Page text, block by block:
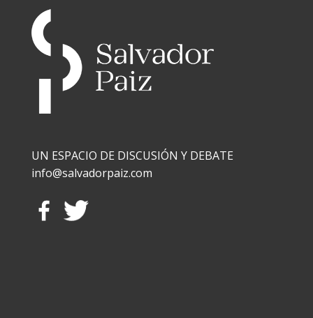
UN ESPACIO DE DISCUSIÓN Y DEBATE
info@salvadorpaiz.com